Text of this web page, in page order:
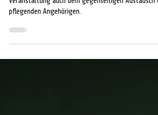
Neben den vermittelten Kursinhalten dient die